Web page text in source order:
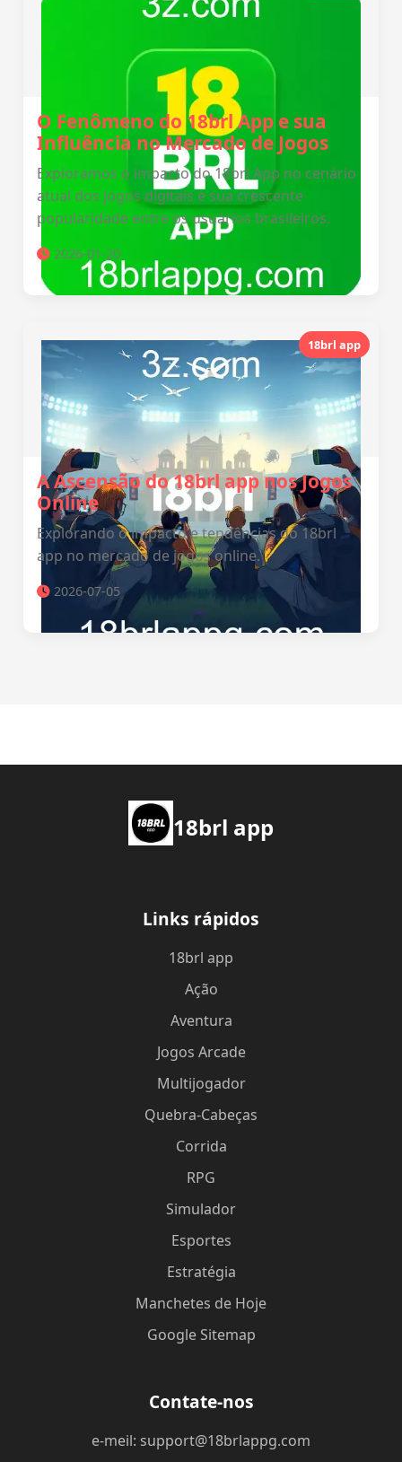
O Fenômeno do 18brl App e sua
Influência no Mercado de Jogos
Exploramos o impacto do 18brl App no cenário
atual dos jogos digitais e sua crescente
popularidade entre os usuários brasileiros.
2026-01-20
18brl app
A Ascensão do 18brl app nos Jogos
Online
Explorando o impacto e tendências do 18brl
app no mercado de jogos online.
2026-07-05
18brl app
Links rápidos
18brl app
Ação
Aventura
Jogos Arcade
Multijogador
Quebra-Cabeças
Corrida
RPG
Simulador
Esportes
Estratégia
Manchetes de Hoje
Google Sitemap
Contate-nos
e-meil: support@18brlappg.com